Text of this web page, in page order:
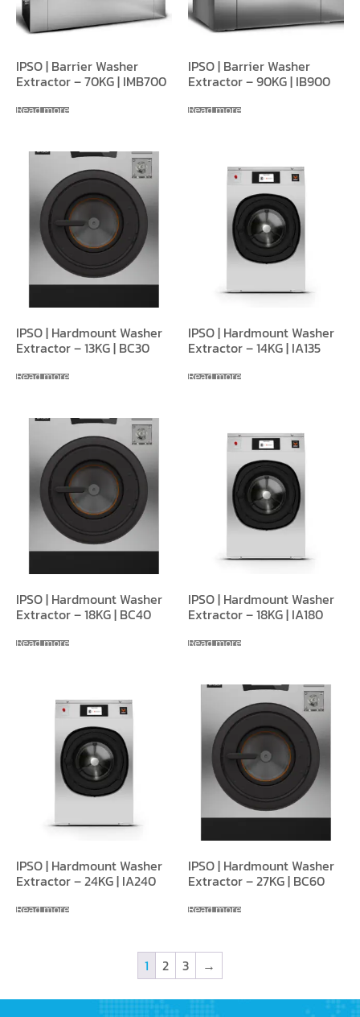
IPSO | Barrier Washer
Extractor – 70KG | IMB700
Read more
IPSO | Barrier Washer
Extractor – 90KG | IB900
Read more
IPSO | Hardmount Washer
Extractor – 13KG | BC30
Read more
IPSO | Hardmount Washer
Extractor – 14KG | IA135
Read more
IPSO | Hardmount Washer
Extractor – 18KG | BC40
Read more
IPSO | Hardmount Washer
Extractor – 18KG | IA180
Read more
IPSO | Hardmount Washer
Extractor – 24KG | IA240
Read more
IPSO | Hardmount Washer
Extractor – 27KG | BC60
Read more
1 2 3 →